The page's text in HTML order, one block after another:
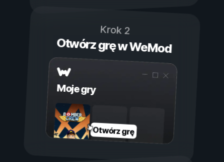
Krok 2
Otwórz grę w WeMod
Moje gry
Otwórz grę